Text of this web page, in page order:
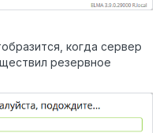
когда сервер
резервное